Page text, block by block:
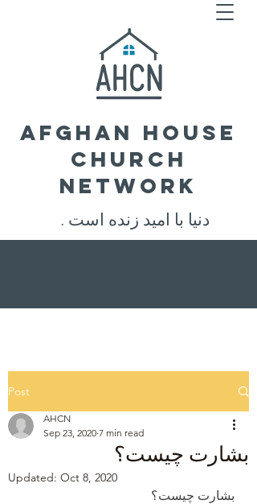
Afghan House
Church
Network
. دنیا با امید زنده است
Post
بشارت چیست؟
AHCN
Sep 23, 2020 7 min read
Updated: Oct 8, 2020
بشارت چیست؟